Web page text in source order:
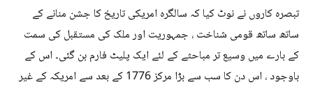
تبصرہ کاروں نے نوٹ کیا کہ سالگرہ امریکی تاریخ کا جشن منانے کے
ساتھ ساتھ قومی شناخت ، جمہوریت اور ملک کی مستقبل کی سمت
کے بارے میں وسیع تر مباحثے کے لئے ایک پلیٹ فارم بن گئی۔ اس کے
باوجود ، اس دن کا سب سے بڑا مرکز 1776 کے بعد سے امریکہ کے غیر